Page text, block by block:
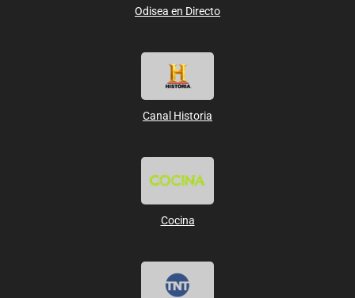
Odisea en Directo
Canal Historia
Cocina